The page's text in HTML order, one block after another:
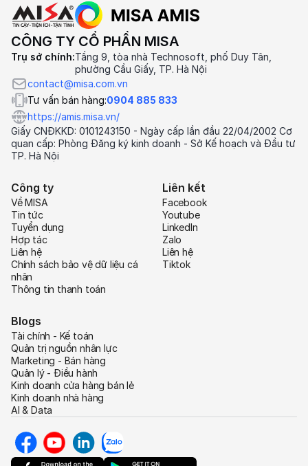
CÔNG TY CỔ PHẦN MISA
Trụ sở chính:Tầng 9, tòa nhà Technosoft, phố Duy Tân,
phường Cầu Giấy, TP. Hà Nội
contact@misa.com.vn
Tư vấn bán hàng:0904 885 833
https://amis.misa.vn/
Giấy CNĐKKD: 0101243150 - Ngày cấp lần đầu 22/04/2002 Cơ
quan cấp: Phòng Đăng ký kinh doanh - Sở Kế hoạch và Đầu tư
TP. Hà Nội
Công ty
Về MISA
Tin tức
Tuyển dụng
Hợp tác
Liên hệ
Chính sách bảo vệ dữ liệu cá
nhân
Thông tin thanh toán
Liên kết
Facebook
Youtube
LinkedIn
Zalo
Liên hệ
Tiktok
Blogs
Tài chính - Kế toán
Quản trị nguồn nhân lực
Marketing - Bán hàng
Quản lý - Điều hành
Kinh doanh cửa hàng bán lẻ
Kinh doanh nhà hàng
AI & Data